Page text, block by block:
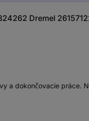
Dremel
a dokončovacie